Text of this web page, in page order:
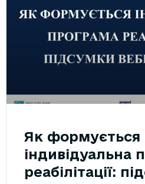
Як формується
індивідуальна
реабілітації: